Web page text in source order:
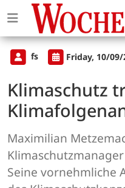
fs Friday, 10/09/
Klimaschutz
Maximilian
Seine vornehmliche